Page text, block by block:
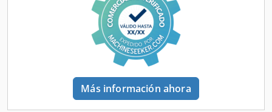
Más información ahora